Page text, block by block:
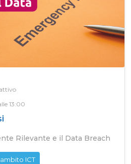
13:00
Rilevante e il Data Breach
ICT